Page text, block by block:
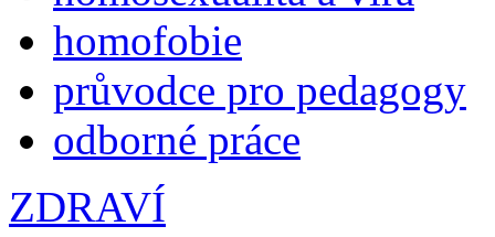
homofobie
průvodce pro pedagogy
odborné práce
ZDRAVÍ